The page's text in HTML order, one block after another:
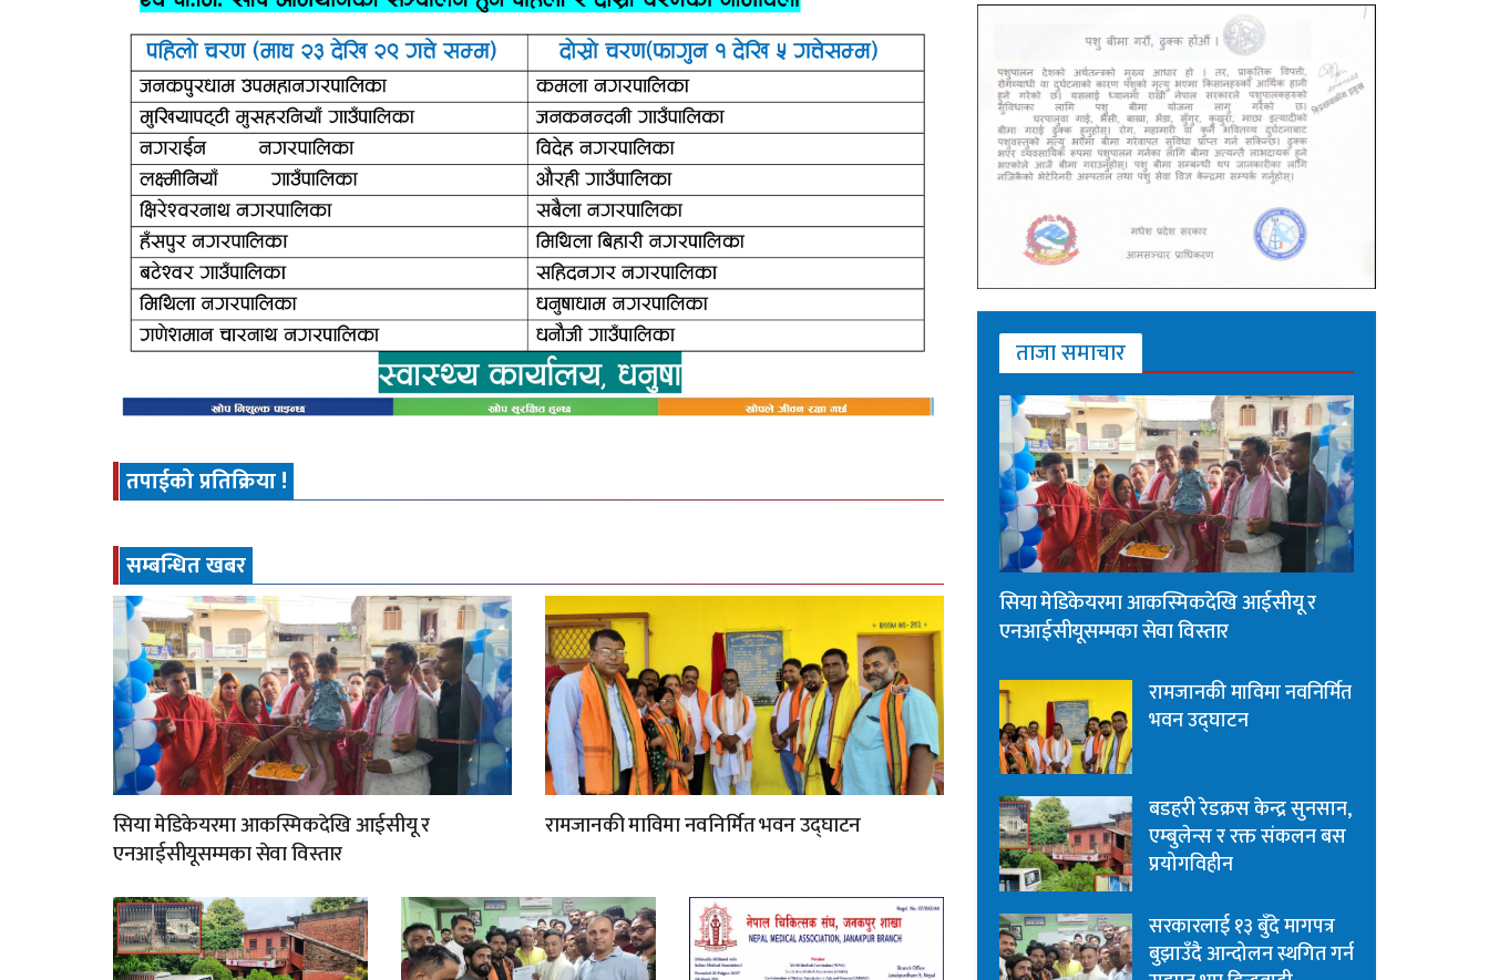
तपाईको प्रतिक्रिया !
सम्बन्धित खबर
सिया मेडिकेयरमा आकस्मिकदेखि आईसीयू र
एनआईसीयूसम्मका सेवा विस्तार
रामजानकी माविमा नवनिर्मित भवन उद्घाटन
ताजा समाचार
सिया मेडिकेयरमा आकस्मिकदेखि आईसीयू र
एनआईसीयूसम्मका सेवा विस्तार
रामजानकी माविमा नवनिर्मित
भवन उद्घाटन
बडहरी रेडक्रस केन्द्र सुनसान,
एम्बुलेन्स र रक्त संकलन बस
प्रयोगविहीन
सरकारलाई १३ बुँदे मागपत्र
बुझाउँदै आन्दोलन स्थगित गर्न